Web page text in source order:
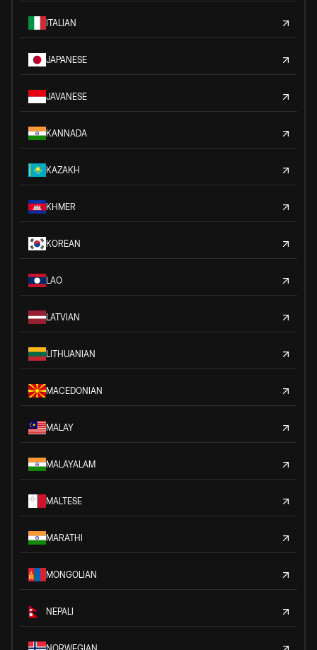
ITALIAN
JAPANESE
JAVANESE
KANNADA
KAZAKH
KHMER
KOREAN
LAO
LATVIAN
LITHUANIAN
MACEDONIAN
MALAY
MALAYALAM
MALTESE
MARATHI
MONGOLIAN
NEPALI